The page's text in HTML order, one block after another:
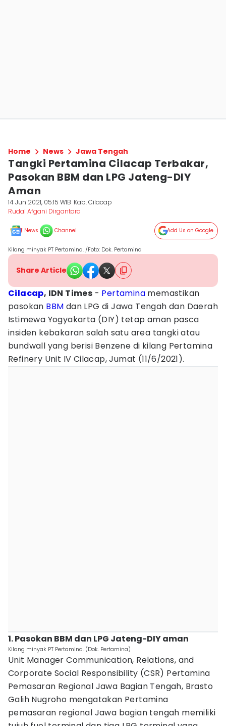
Home News Jawa Tengah
Tangki Pertamina Cilacap Terbakar,
Pasokan BBM dan LPG Jateng-DIY
Aman
14 Jun 2021, 05:15 WIB Kab. Cilacap
Rudal Afgani Dirgantara
News Channel Add Us on Google
Kilang minyak PT Pertamina. /Foto: Dok. Pertamina
Share Article
Cilacap, IDN Times - Pertamina memastikan
pasokan BBM dan LPG di Jawa Tengah dan Daerah
Istimewa Yogyakarta (DIY) tetap aman pasca
insiden kebakaran salah satu area tangki atau
bundwall yang berisi Benzene di kilang Pertamina
Refinery Unit IV Cilacap, Jumat (11/6/2021).
1. Pasokan BBM dan LPG Jateng-DIY aman
Kilang minyak PT Pertamina. (Dok. Pertamina)
Unit Manager Communication, Relations, and
Corporate Social Responsibility (CSR) Pertamina
Pemasaran Regional Jawa Bagian Tengah, Brasto
Galih Nugroho mengatakan Pertamina
pemasaran regional Jawa bagian tengah memiliki